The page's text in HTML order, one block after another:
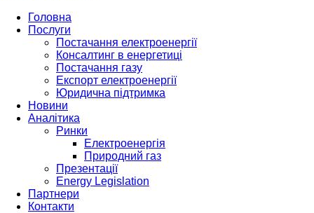
Головна
Послуги
Постачання електроенергії
Консалтинг в енергетиці
Постачання газу
Експорт електроенергії
Юридична підтримка
Новини
Аналітика
Ринки
Електроенергія
Природний газ
Презентації
Energy Legislation
Партнери
Контакти